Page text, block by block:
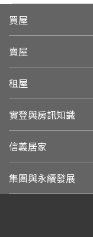
買屋
賣屋
租屋
實登與房訊知識
信義居家
集團與永續發展